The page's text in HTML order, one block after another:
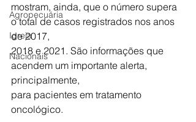
Agropecuária
Igreja
Nacionais
mostram, ainda, que o número supera
o total de casos registrados nos anos
de 2017,
2018 e 2021. São informações que
acendem um importante alerta,
principalmente,
para pacientes em tratamento
oncológico.